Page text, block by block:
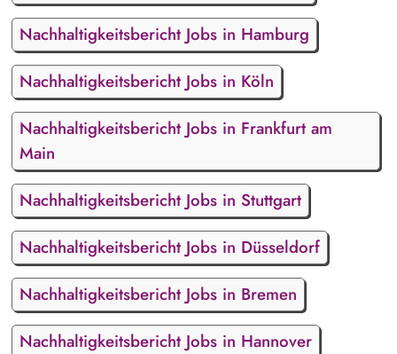
Nachhaltigkeitsbericht Jobs in Hamburg
Nachhaltigkeitsbericht Jobs in Köln
Nachhaltigkeitsbericht Jobs in Frankfurt am
Main
Nachhaltigkeitsbericht Jobs in Stuttgart
Nachhaltigkeitsbericht Jobs in Düsseldorf
Nachhaltigkeitsbericht Jobs in Bremen
Nachhaltigkeitsbericht Jobs in Hannover